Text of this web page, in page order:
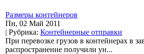
Размеры контейнеров
Пн, 02 Май 2011
| Рубрика: Контейнерные отправки
При перевозке грузов в контейнерах в
распространение получили ун...